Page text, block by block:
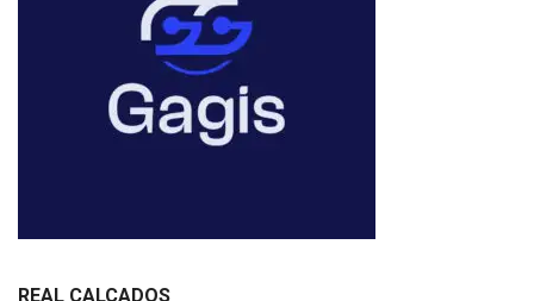
REAL CALÇADOS